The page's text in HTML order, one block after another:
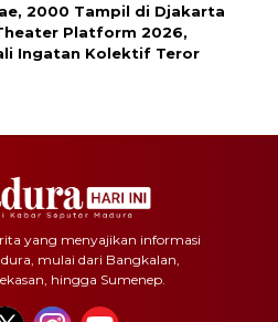
2000 Tampil di Djakarta
Platform 2026,
Ingatan Kolektif Teror
yang menyajikan informasi
mulai dari Bangkalan,
hingga Sumenep.